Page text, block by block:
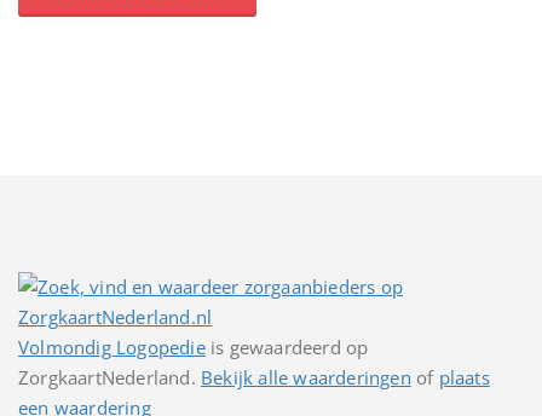
Volmondig Logopedieis gewaardeerd op
ZorgkaartNederland. Bekijk alle waarderingen of plaats
een waardering